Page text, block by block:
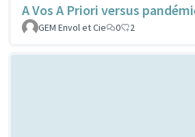
A Vos A Priori versus
GEM Envol et Cie
0 2